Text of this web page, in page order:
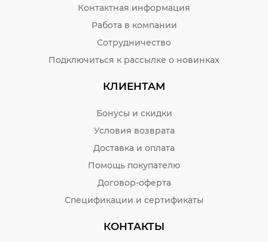
аппликатором, кисточкой, дозатором, роллером. Ими
просто пользоваться, они выдают клей порционно,
что предотвращает случайное пролитие, а также
обеспечивает аккуратность выполняемых работ.
Купить оптом и в розницу канцелярский силикатный
магазине Бумага-С. Возможна бесплатная доставка.
Контактная информация
Работа в компании
Сотрудничество
Подключиться к рассылке о новинках
КЛИЕНТАМ
Бонусы и скидки
Условия возврата
Доставка и оплата
Помощь покупателю
Договор-оферта
Спецификации и сертификаты
КОНТАКТЫ